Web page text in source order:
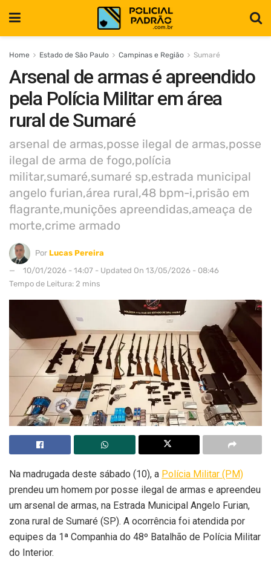
Home Estado de São Paulo Campinas e Região Sumaré
Arsenal de armas é apreendido
pela Polícia Militar em área
rural de Sumaré
arsenal de armas,posse ilegal de armas,posse
ilegal de arma de fogo,polícia
militar,sumaré,sumaré sp,estrada municipal
angelo furian,área rural,48 bpm-i,prisão em
flagrante,munições apreendidas,ameaça de
morte,crime armado
Por Lucas Pereira
10/01/2026 - 14:07 - Updated On 13/05/2026 - 08:46
Tempo de Leitura: 2 mins
Na madrugada deste sábado (10), a Polícia Militar (PM)
prendeu um homem por posse ilegal de armas e apreendeu
um arsenal de armas, na Estrada Municipal Angelo Furian,
zona rural de Sumaré (SP). A ocorrência foi atendida por
equipes da 1ª Companhia do 48º Batalhão de Polícia Militar
do Interior.